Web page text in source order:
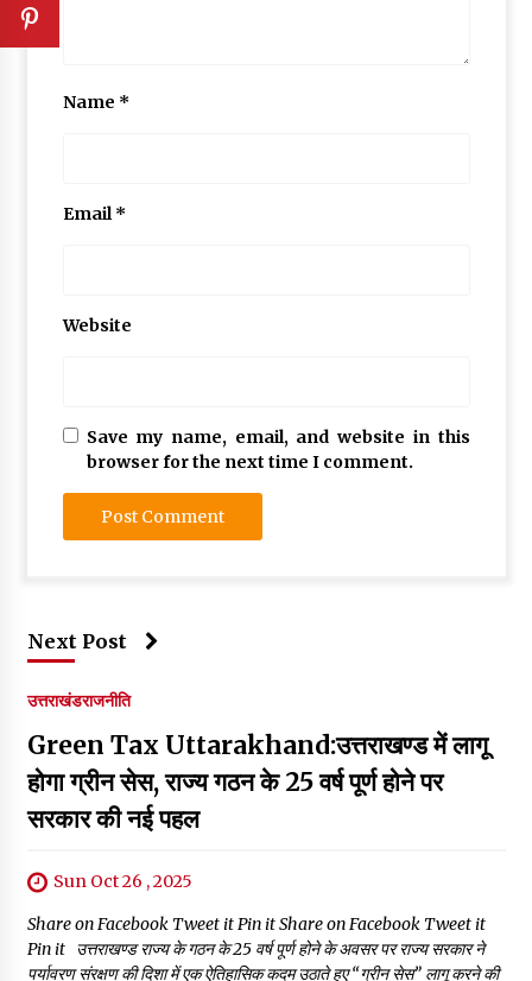
Name *
Email*
Website
Save my name, email, and website in this
browser for the next time I comment.
Next Post
उत्तराखंडराजनीति
Green Tax Uttarakhand:उत्तराखण्ड में लागू
होगा ग्रीन सेस, राज्य गठन के 25 वर्ष पूर्ण होने पर
सरकार की नई पहल
Sun Oct 26 , 2025
Share on Facebook Tweet it Pin it Share on Facebook Tweet it
Pin it उत्तराखण्ड राज्य के गठन के 25 वर्ष पूर्ण होने के अवसर पर राज्य सरकार ने
पर्यावरण संरक्षण की दिशा में एक ऐतिहासिक कदम उठाते हुए “ग्रीन सेस” लागू करने की